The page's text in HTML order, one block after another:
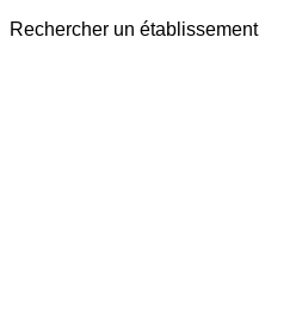
Rechercher un établissement